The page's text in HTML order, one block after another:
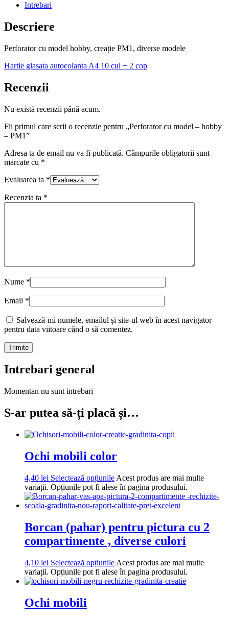
Intrebari
Descriere
Perforator cu model hobby, creație PM1, diverse modele
Hartie glasata autocolanta A4 10 cul + 2 cop
Recenzii
Nu există recenzii până acum.
Fii primul care scrii o recenzie pentru „Perforator cu model – hobby
– PM1”
Adresa ta de email nu va fi publicată. Câmpurile obligatorii sunt
marcate cu *
Evaluarea ta *
Recenzia ta *
Nume *
Email *
Salvează-mi numele, emailul și site-ul web în acest navigator
pentru data viitoare când o să comentez.
Intrebari general
Momentan nu sunt intrebari
S-ar putea să-ți placă și…
Ochi mobili color
4,40 lei Selectează opțiunile Acest produs are mai multe
variații. Opțiunile pot fi alese în pagina produsului.
Borcan (pahar) pentru pictura cu 2
compartimente , diverse culori
4,10 lei Selectează opțiunile Acest produs are mai multe
variații. Opțiunile pot fi alese în pagina produsului.
Ochi mobili